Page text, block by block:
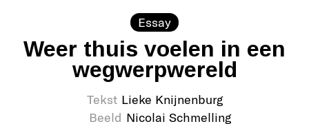
Essay
Weer thuis voelen in een
wegwerpwereld
Tekst Lieke Knijnenburg
Beeld Nicolai Schmelling